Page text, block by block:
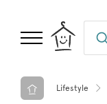
Lifestyle